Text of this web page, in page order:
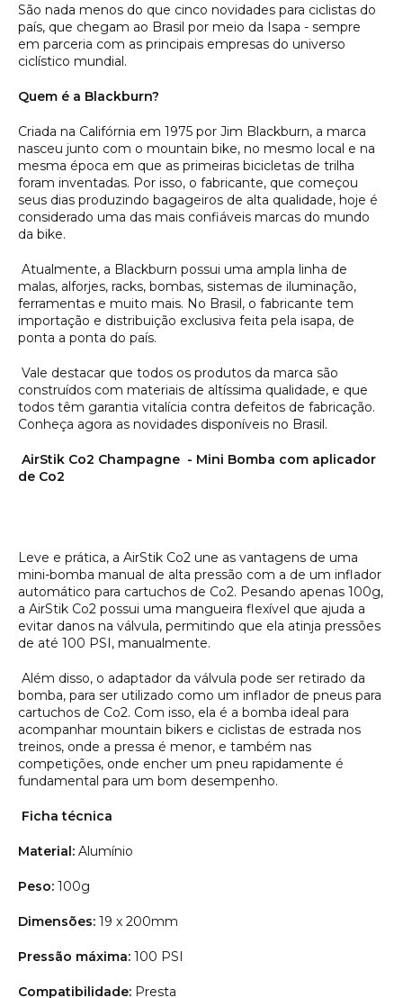
São nada menos do que cinco novidades para ciclistas do
país, que chegam ao Brasil por meio da Isapa - sempre
em parceria com as principais empresas do universo
ciclístico mundial.
Quem é a Blackburn?
Criada na Califórnia em 1975 por Jim Blackburn, a marca
nasceu junto com o mountain bike, no mesmo local e na
mesma época em que as primeiras bicicletas de trilha
foram inventadas. Por isso, o fabricante, que começou
seus dias produzindo bagageiros de alta qualidade, hoje é
considerado uma das mais confiáveis marcas do mundo
da bike.
Atualmente, a Blackburn possui uma ampla linha de
malas, alforjes, racks, bombas, sistemas de iluminação,
ferramentas e muito mais. No Brasil, o fabricante tem
importação e distribuição exclusiva feita pela isapa, de
ponta a ponta do país.
Vale destacar que todos os produtos da marca são
construídos com materiais de altíssima qualidade, e que
todos têm garantia vitalícia contra defeitos de fabricação.
Conheça agora as novidades disponíveis no Brasil.
AirStik Co2 Champagne - Mini Bomba com aplicador
de Co2
Leve e prática, a AirStik Co2 une as vantagens de uma
mini-bomba manual de alta pressão com a de um inflador
automático para cartuchos de Co2. Pesando apenas 100g,
a AirStik Co2 possui uma mangueira flexível que ajuda a
evitar danos na válvula, permitindo que ela atinja pressões
de até 100 PSI, manualmente.
Além disso, o adaptador da válvula pode ser retirado da
bomba, para ser utilizado como um inflador de pneus para
cartuchos de Co2. Com isso, ela é a bomba ideal para
acompanhar mountain bikers e ciclistas de estrada nos
treinos, onde a pressa é menor, e também nas
competições, onde encher um pneu rapidamente é
fundamental para um bom desempenho.
Ficha técnica
Material: Alumínio
Peso: 100g
Dimensões: 19 x 200mm
Pressão máxima: 100 PSI
Compatibilidade: Presta